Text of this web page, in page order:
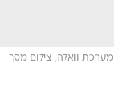
מערכת וואלה, צילום מסך